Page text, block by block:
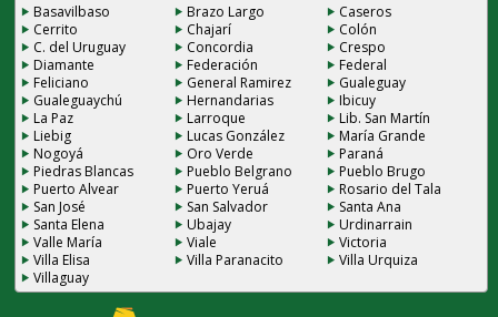
Basavilbaso Brazo Largo
Caseros
Cerrito
Chajarí
Colón
C. del Uruguay
Concordia
Crespo
Diamante
Federación
Federal
Feliciano
General Ramirez
Gualeguay
Gualeguaychú
Hernandarias
Ibicuy
La Paz
Larroque
Lib. San Martín
Liebig
Lucas González
María Grande
Nogoyá
Oro Verde
Paraná
Piedras Blancas
Pueblo Belgrano
Pueblo Brugo
Puerto Alvear
Puerto Yeruá
Rosario del Tala
San José
San Salvador
Santa Ana
Santa Elena
Ubajay
Urdinarrain
Valle María
Viale
Victoria
Villa Elisa
Villa Paranacito
Villa Urquiza
Villaguay